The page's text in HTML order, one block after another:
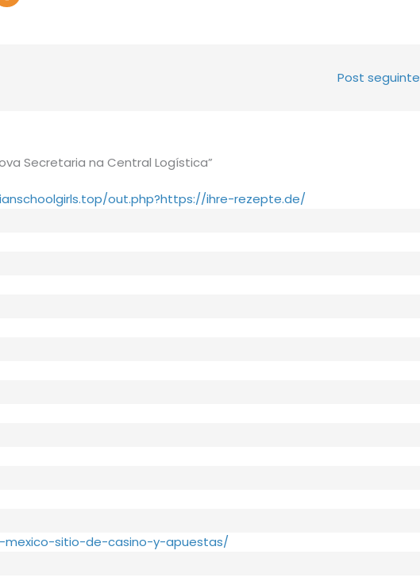
Post seguinte
Secretaria na Central Logística”
out.php?https://ihre-rezepte.de/
sitio-de-casino-y-apuestas/